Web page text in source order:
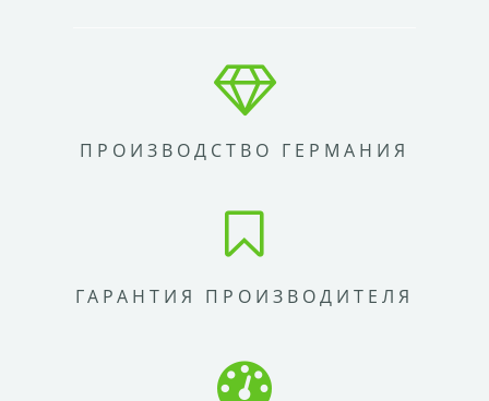
ПРОИЗВОДСТВО ГЕРМАНИЯ
ГАРАНТИЯ ПРОИЗВОДИТЕЛЯ